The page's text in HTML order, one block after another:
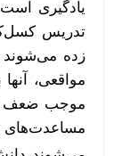
یادگیری
تدریس
زده می‌شوند
مواقعی،
موجب ضعف